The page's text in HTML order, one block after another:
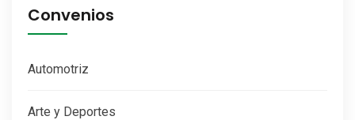
Convenios
Automotriz
Arte y Deportes